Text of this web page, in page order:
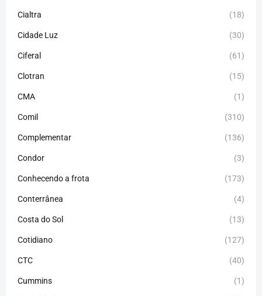
Cialtra (18)
Cidade Luz (30)
Ciferal (61)
Clotran (15)
CMA (1)
Comil (310)
Complementar (136)
Condor (3)
Conhecendo a frota (173)
Conterrânea (4)
Costa do Sol (13)
Cotidiano (127)
CTC (40)
Cummins (1)